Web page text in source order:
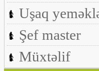
Uşaq
Şef master
Müxtəlif